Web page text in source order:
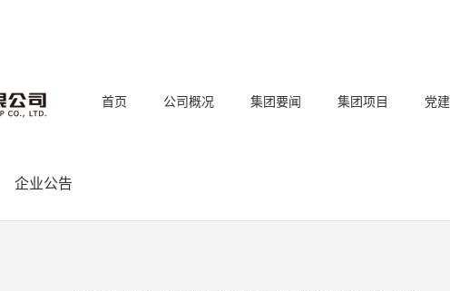
首页 公司概况 集团要闻 集团项目 党
企业公告